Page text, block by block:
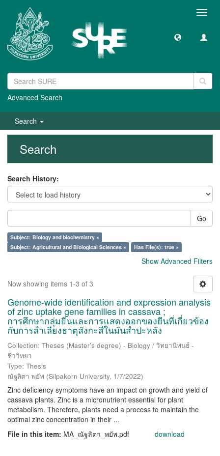
Advanced Search
Search
Search
Search History:
Go
Subject: Biology and biochemistry ×
Subject: Agricultural and Biological Sciences ×
Has File(s): true ×
Show Advanced Filters
Now showing items 1-3 of 3
Genome-wide identification and expression analysis
of zinc uptake gene families in cassava ;
การศึกษากลุ่มยีนและการแสดงออกของยีนที่เกี่ยวข้อง
กับการลำเลียงธาตุสังกะสีในมันสำปะหลัง
Collection: Theses (Master's degree) - Biology / วิทยานิพนธ์ -
ชีววิทยา
Type: Thesis
ณัฐลิตา พยัพ (Silpakorn University, 1/7/2022)
Zinc deficiency symptoms have an impact on growth and yield of
cassava plants. Zinc is a micronutrient essential for plant
metabolism. Therefore, plants need a process to maintain the
optimal zinc concentration in their ...
File in this item: MA_ณัฐลิตา_พยัพ.pdf download